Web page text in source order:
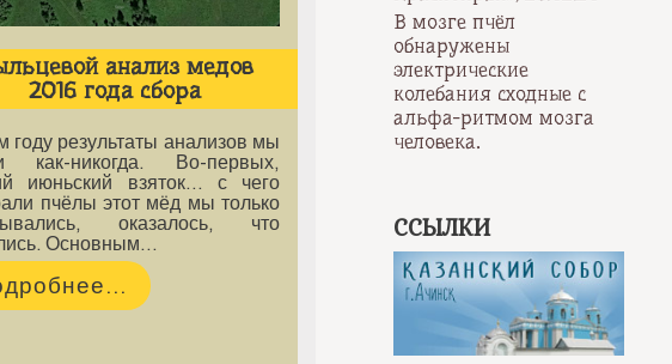
анализ медов
2016 года сбора
году результаты анализов мы
как-никогда. Во-первых,
июньский взяток… с чего
пчёлы этот мёд мы только
оказалось, что
Основным…
В мозге пчёл
обнаружены
электрические
колебания сходные с
альфа-ритмом мозга
человека.
ССЫЛКИ